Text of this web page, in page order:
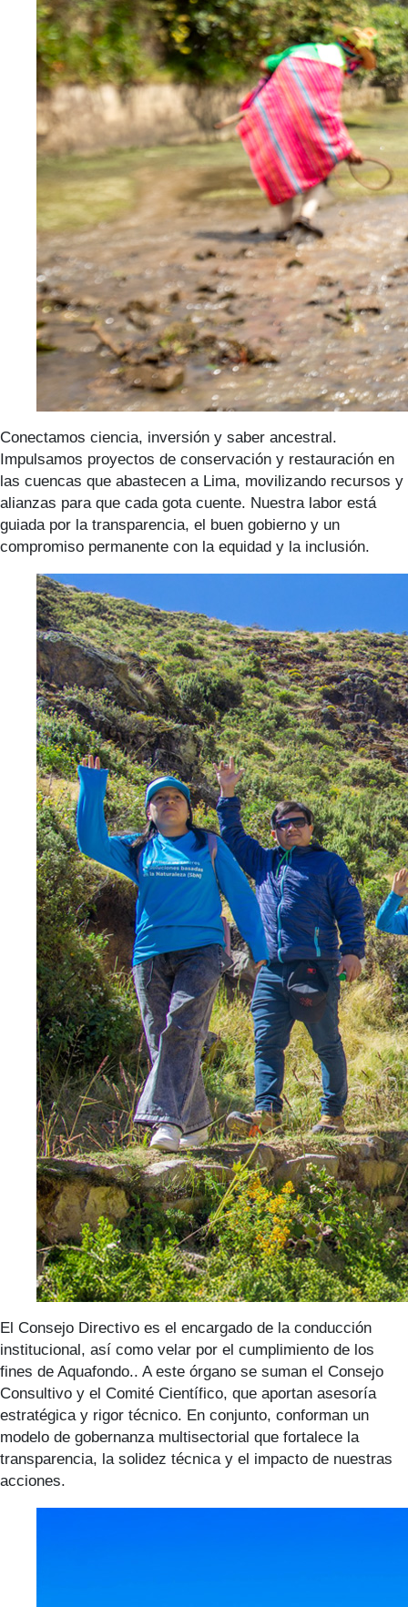
Conectamos ciencia, inversión y saber ancestral.
Impulsamos proyectos de conservación y restauración en
las cuencas que abastecen a Lima, movilizando recursos y
alianzas para que cada gota cuente. Nuestra labor está
guiada por la transparencia, el buen gobierno y un
compromiso permanente con la equidad y la inclusión.
El Consejo Directivo es el encargado de la conducción
institucional, así como velar por el cumplimiento de los
fines de Aquafondo.. A este órgano se suman el Consejo
Consultivo y el Comité Científico, que aportan asesoría
estratégica y rigor técnico. En conjunto, conforman un
modelo de gobernanza multisectorial que fortalece la
transparencia, la solidez técnica y el impacto de nuestras
acciones.